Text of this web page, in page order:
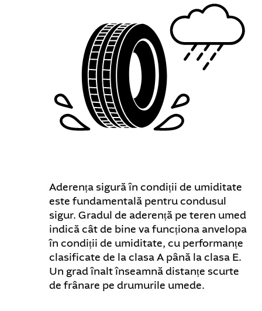
Aderența sigură în condiții de umiditate
este fundamentală pentru condusul
sigur. Gradul de aderență pe teren umed
indică cât de bine va funcționa anvelopa
în condiții de umiditate, cu performanțe
clasificate de la clasa A până la clasa E.
Un grad înalt înseamnă distanțe scurte
de frânare pe drumurile umede.